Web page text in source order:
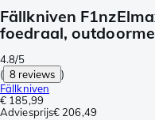
Fällkniven
foedraal,
4.8/5
( 8 reviews )
Fällkniven
€ 185,99
Adviesprijs€ 206,49